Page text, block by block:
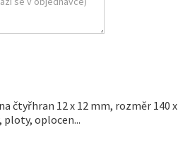
čtyřhran 12 x 12 mm, rozměr 140 x
ploty, oplocen...